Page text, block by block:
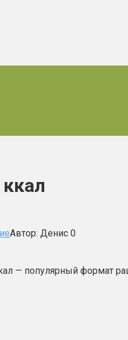
Автор: Денис 0
— популярный формат